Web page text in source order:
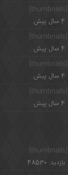
4 سال پیش
[thumbnails]
4 سال پیش
4 سال پیش
4 سال پیش
بازدید: 48530